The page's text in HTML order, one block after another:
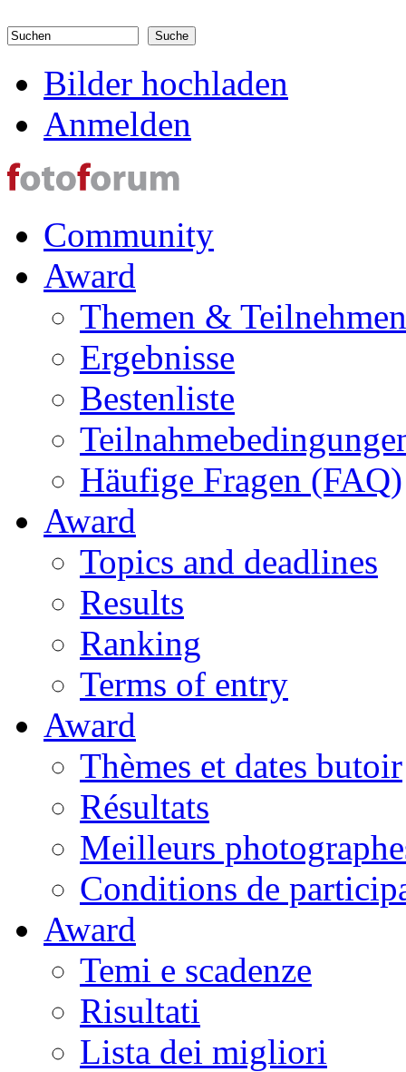
Suchformular
Bilder hochladen
Anmelden
Community
Award
Themen & Teilnehmen
Ergebnisse
Bestenliste
Häufige Fragen (FAQ)
Award
Topics and deadlines
Results
Ranking
Terms of entry
Award
Thèmes et dates butoir
Résultats
Meilleurs
Conditions de
Award
Temi e scadenze
Risultati
Lista dei migliori